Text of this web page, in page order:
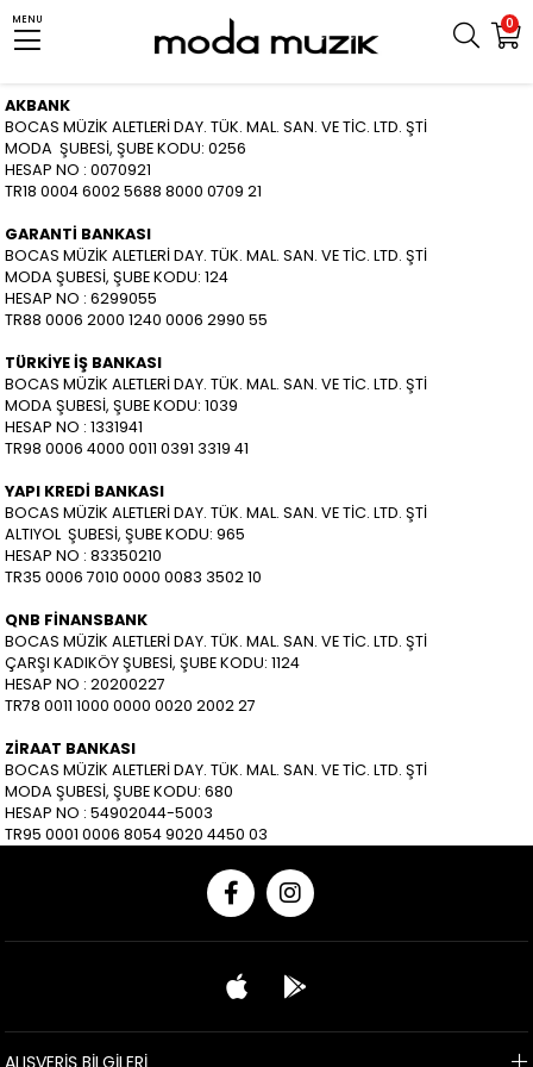
0
MENU
AKBANK
BOCAS MÜZİK ALETLERİ DAY. TÜK. MAL. SAN. VE TİC. LTD. ŞTİ
MODA ŞUBESİ, ŞUBE KODU: 0256
HESAP NO : 0070921
TR18 0004 6002 5688 8000 0709 21
GARANTİ BANKASI
BOCAS MÜZİK ALETLERİ DAY. TÜK. MAL. SAN. VE TİC. LTD. ŞTİ
MODA ŞUBESİ, ŞUBE KODU: 124
HESAP NO : 6299055
TR88 0006 2000 1240 0006 2990 55
TÜRKİYE İŞ BANKASI
BOCAS MÜZİK ALETLERİ DAY. TÜK. MAL. SAN. VE TİC. LTD. ŞTİ
MODA ŞUBESİ, ŞUBE KODU: 1039
HESAP NO : 1331941
TR98 0006 4000 0011 0391 3319 41
YAPI KREDİ BANKASI
BOCAS MÜZİK ALETLERİ DAY. TÜK. MAL. SAN. VE TİC. LTD. ŞTİ
ALTIYOL ŞUBESİ, ŞUBE KODU: 965
HESAP NO : 83350210
TR35 0006 7010 0000 0083 3502 10
QNB FİNANSBANK
BOCAS MÜZİK ALETLERİ DAY. TÜK. MAL. SAN. VE TİC. LTD. ŞTİ
ÇARŞI KADIKÖY ŞUBESİ, ŞUBE KODU: 1124
HESAP NO : 20200227
TR78 0011 1000 0000 0020 2002 27
ZİRAAT BANKASI
BOCAS MÜZİK ALETLERİ DAY. TÜK. MAL. SAN. VE TİC. LTD. ŞTİ
MODA ŞUBESİ, ŞUBE KODU: 680
HESAP NO : 54902044-5003
TR95 0001 0006 8054 9020 4450 03
ALIŞVERİŞ BİLGİLERİ